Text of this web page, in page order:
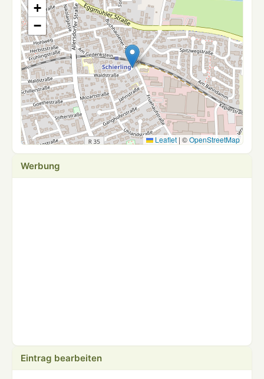
+
−
Leaflet | ©OpenStreetMap
Werbung
Eintrag bearbeiten